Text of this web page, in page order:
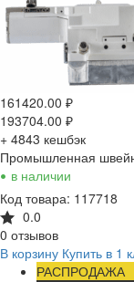
161420.00 ₽
193704.00 ₽
+ 4843 кешбэк
Промышленная
• в наличии
Код товара: 117718
0.0
0 отзывов
В корзину Купить в 1
РАСПРОДАЖА